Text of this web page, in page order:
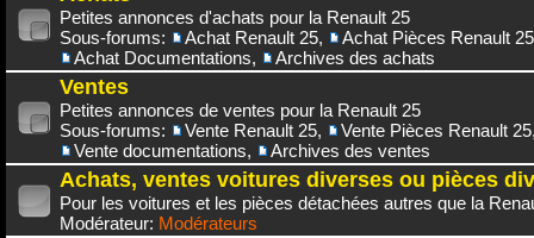
Petites annonces d'achats pour la Renault 25
Sous-forums:
Achat Renault 25,
Achat Pièces Renault 25
Achat Documentations, Archives des achats
Ventes
Petites annonces de ventes pour la Renault 25
Sous-forums:
Vente Renault 25, Vente Pièces Renault 25
Vente documentations, Archives des ventes
Achats, ventes voitures diverses ou pièces
Pour les voitures et les pièces détachées autres que la
Modérateur: Modérateurs